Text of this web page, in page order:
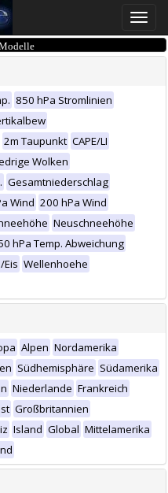
Toggle
850 hPa Stromlinien
2m Taupunkt CAPE/LI
Wolken
Gesamtniederschlag
Wind 200 hPa Wind
Neuschneehöhe
hPa Temp. Abweichung
Eis Wellenhoehe
Alpen Nordamerika
Südhemisphäre Südamerika
Niederlande Frankreich
Großbritannien
Island Global Mittelamerika